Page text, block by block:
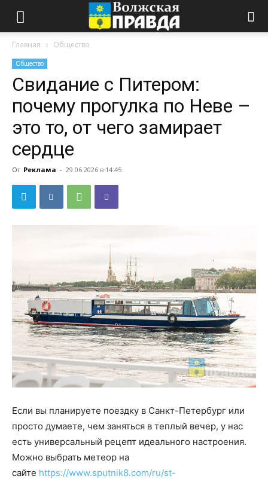
Главная Общество
Общество
Свидание с Питером:
почему прогулка по Неве –
это то, от чего замирает
сердце
От Реклама - 29.06.2026 в 14:45
Если вы планируете поездку в Санкт-Петербург или
просто думаете, чем заняться в теплый вечер, у нас
есть универсальный рецепт идеального настроения.
Можно выбрать метеор на
сайте https://www.sputnik8.com/ru/st-